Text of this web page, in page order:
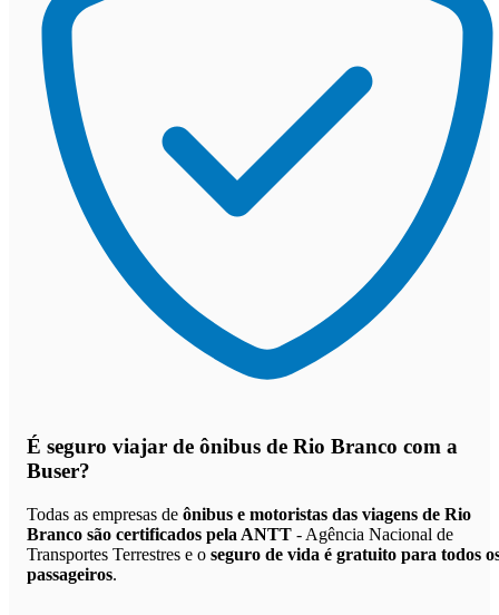
É seguro viajar de ônibus de Rio Branco com a
Buser?
Todas as empresas de ônibus e motoristas das viagens de Rio
Branco são certificados pela ANTT - Agência Nacional de
Transportes Terrestres e o seguro de vida é gratuito para todos
passageiros.